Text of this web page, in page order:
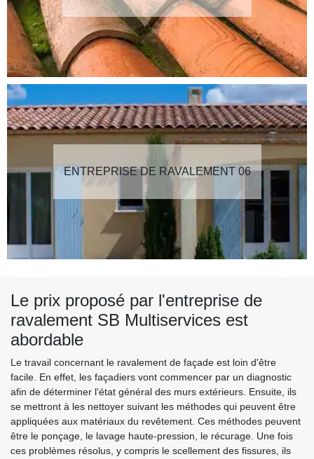
ENTREPRISE DE RAVALEMENT 06
Le prix proposé par l'entreprise de
ravalement SB Multiservices est
abordable
Le travail concernant le ravalement de façade est loin d'être
facile. En effet, les façadiers vont commencer par un diagnostic
afin de déterminer l'état général des murs extérieurs. Ensuite, ils
se mettront à les nettoyer suivant les méthodes qui peuvent être
appliquées aux matériaux du revêtement. Ces méthodes peuvent
être le ponçage, le lavage haute-pression, le récurage. Une fois
ces problèmes résolus, y compris le scellement des fissures, ils